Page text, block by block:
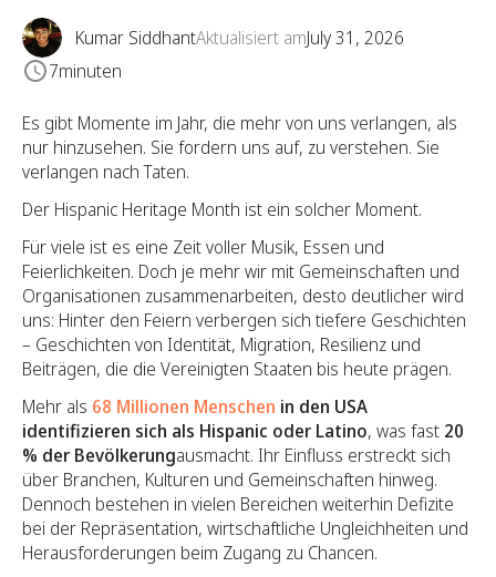
Kumar SiddhantAktualisiert amJuly 31, 2026
7minuten
Es gibt Momente im Jahr, die mehr von uns verlangen, als
nur hinzusehen. Sie fordern uns auf, zu verstehen. Sie
verlangen nach Taten.
Der Hispanic Heritage Month ist ein solcher Moment.
Für viele ist es eine Zeit voller Musik, Essen und
Feierlichkeiten. Doch je mehr wir mit Gemeinschaften und
Organisationen zusammenarbeiten, desto deutlicher wird
uns: Hinter den Feiern verbergen sich tiefere Geschichten
– Geschichten von Identität, Migration, Resilienz und
Beiträgen, die die Vereinigten Staaten bis heute prägen.
Mehr als 68 Millionen Menschen in den USA
identifizieren sich als Hispanic oder Latino, was fast 20
% der Bevölkerungausmacht. Ihr Einfluss erstreckt sich
über Branchen, Kulturen und Gemeinschaften hinweg.
Dennoch bestehen in vielen Bereichen weiterhin Defizite
bei der Repräsentation, wirtschaftliche Ungleichheiten und
Herausforderungen beim Zugang zu Chancen.